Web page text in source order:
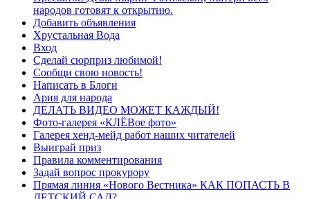
народов готовят к открытию.
Добавить объявления
Хрустальная Вода
Вход
Сделай сюрприз любимой!
Сообщи свою новость!
Написать в Блоги
Ария для народа
ДЕЛАТЬ ВИДЕО МОЖЕТ КАЖДЫЙ!
Фото-галерея «КЛЁВое фото»
Галерея хенд-мейд работ наших читателей
Выиграй приз
Правила комментирования
Задай вопрос прокурору
Прямая линия «Нового Вестника» КАК ПОПАСТЬ В